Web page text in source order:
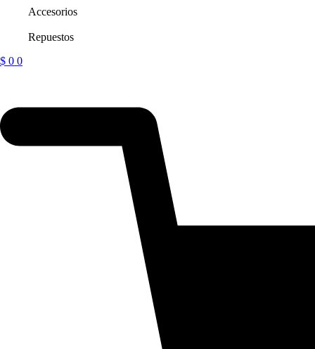
Accesorios
Repuestos
$ 0 0